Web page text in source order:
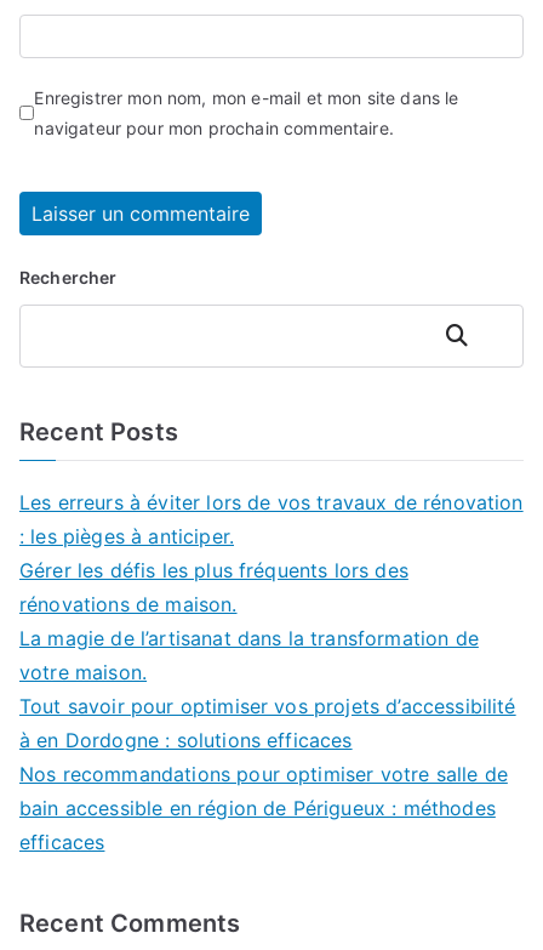
Enregistrer mon nom, mon e-mail et mon site dans le
navigateur pour mon prochain commentaire.
Rechercher
Rechercher
Recent Posts
Les erreurs à éviter lors de vos travaux de rénovation
: les pièges à anticiper.
Gérer les défis les plus fréquents lors des
rénovations de maison.
La magie de l’artisanat dans la transformation de
votre maison.
Tout savoir pour optimiser vos projets d’accessibilité
à en Dordogne : solutions efficaces
Nos recommandations pour optimiser votre salle de
bain accessible en région de Périgueux : méthodes
efficaces
Recent Comments